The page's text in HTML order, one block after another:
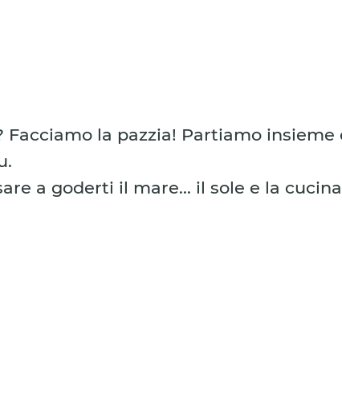
la pazzia! Partiamo insieme
a goderti il mare... il sole e la cucina